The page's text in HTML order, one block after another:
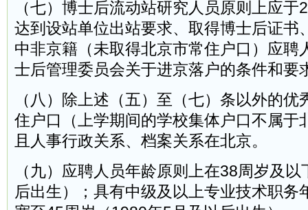
（七）博士后流动站研究人员原则上应
达到设站单位出站要求、取得博士后证书
中非京籍（未取得北京市常住户口）应聘
士后管理委员会关于进京落户的条件和要
（八）除上述（五）至（七）条以外的
住户口（上学期间的学校集体户口不属于
且人事行政关系、档案关系在北京。
（九）应聘人员年龄原则上在38周岁及
后出生）；具有中级及以上专业技术职务